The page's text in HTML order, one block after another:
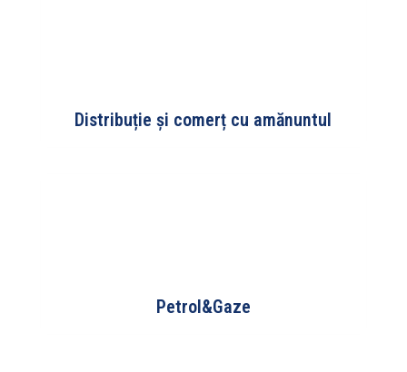
Distribuție și comerț cu amănuntul
Petrol&Gaze